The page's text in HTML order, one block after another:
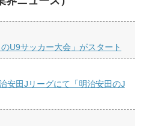
U9サッカー大会」がスタート
安田Jリーグにて「明治安田のJ